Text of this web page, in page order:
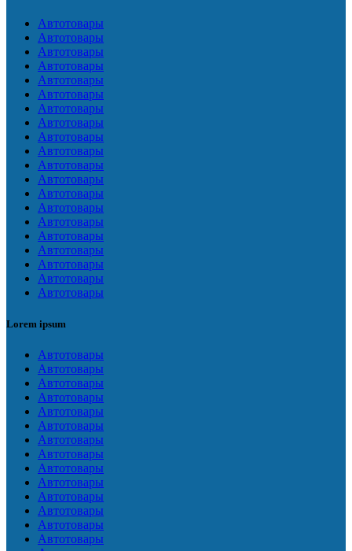
Автотовары
Автотовары
Автотовары
Автотовары
Автотовары
Автотовары
Автотовары
Автотовары
Автотовары
Автотовары
Автотовары
Автотовары
Автотовары
Автотовары
Автотовары
Автотовары
Автотовары
Автотовары
Автотовары
Автотовары
Lorem ipsum
Автотовары
Автотовары
Автотовары
Автотовары
Автотовары
Автотовары
Автотовары
Автотовары
Автотовары
Автотовары
Автотовары
Автотовары
Автотовары
Автотовары